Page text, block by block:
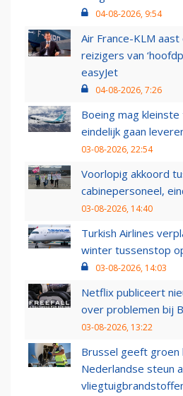
04-08-2026, 9:54
Air France-KLM
reizigers van
easyJet
04-08-2026, 7:26
Boeing mag
eindelijk gaan
03-08-2026, 22:54
Voorlopig akkoord
cabinepersoneel,
03-08-2026, 14:40
Turkish Airlines
winter tussenstop
03-08-2026, 14:03
Netflix publiceert
over problemen bij
03-08-2026, 13:22
Brussel geeft groen
Nederlandse steun